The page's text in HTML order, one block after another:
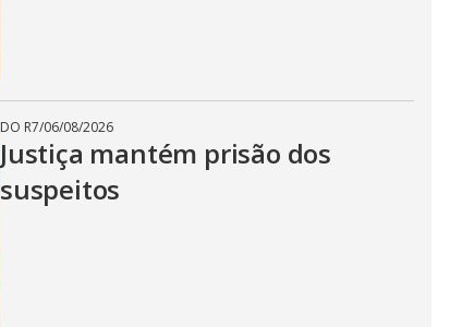
DO R7/06/08/2026
Justiça mantém prisão dos
suspeitos